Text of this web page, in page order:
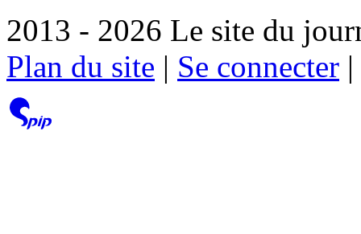
2013 - 2026 Le site du
Plan du site | Se connecter |